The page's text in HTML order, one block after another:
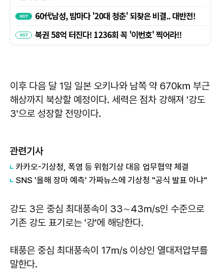
이후 다음 달 1일 일본 오키나와 남쪽 약 670㎞ 부근
해상까지 북상할 예정이다. 세력은 점차 강해져 '강도
3'으로 성장할 전망이다.
관련기사
카카오-기상청, 폭염 등 위험기상 대응 업무협약 체결
SNS '올해 장마 예측' 가짜뉴스에 기상청 "공식 발표 아냐"
강도 3은 중심 최대풍속이 33∼43㎧인 수준으로
기존 강도 표기로는 '강'에 해당한다.
태풍은 중심 최대풍속이 17㎧ 이상인 열대저압부를
말한다.